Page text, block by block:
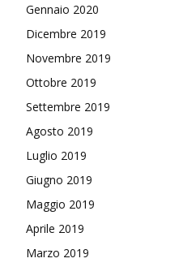
Gennaio 2020
Dicembre 2019
Novembre 2019
Ottobre 2019
Settembre 2019
Agosto 2019
Luglio 2019
Giugno 2019
Maggio 2019
Aprile 2019
Marzo 2019